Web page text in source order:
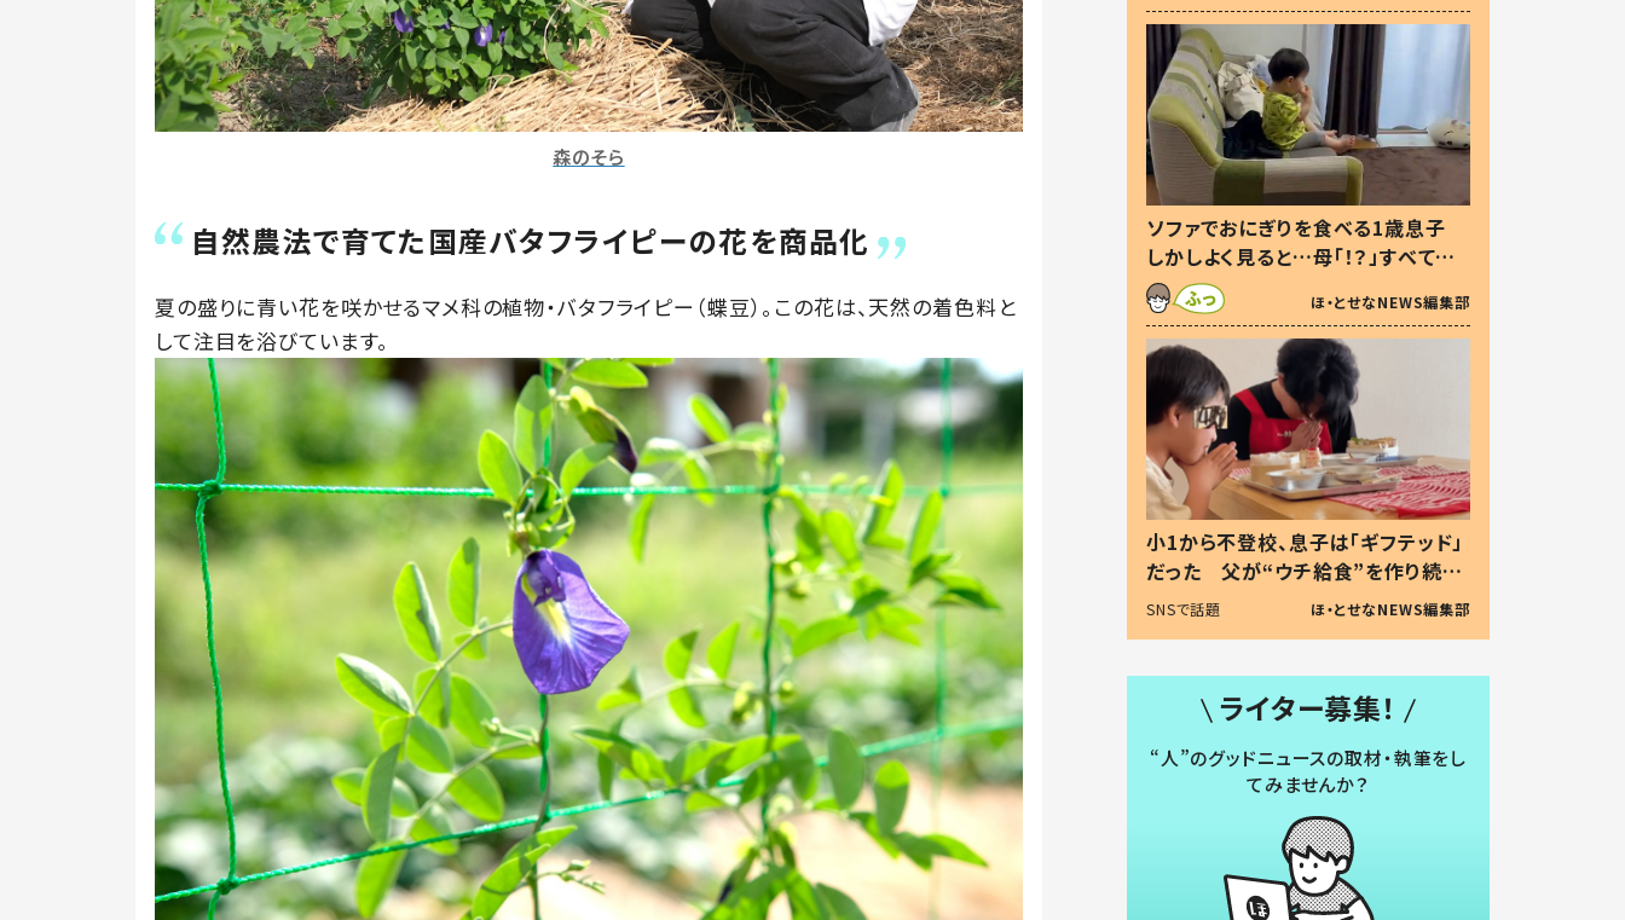
森のそら
自然農法で育てた国産バタフライピーの花を商品化
夏の盛りに青い花を咲かせるマメ科の植物・バタフライピー（蝶豆）。この花は、天然の着色料と
して注目を浴びています。
ソファでおにぎりを食べる1歳息子
しかしよく見ると…母「！？」すべてを
察した母の投稿に「可愛いから許
す！」「現行犯〜」
ほ・とせなNEWS編集部
小1から不登校、息子は「ギフテッド」
だった 父が“ウチ給食”を作り続け
る理由とは #令和の親 #令和の子
SNSで話題 ほ・とせなNEWS編集部
ライター募集！
“人”のグッドニュースの取材・執筆をし
てみませんか？